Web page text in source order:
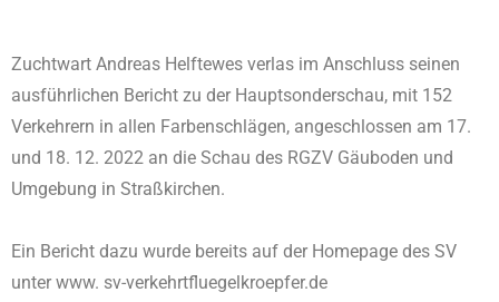
Zuchtwart Andreas Helftewes verlas im Anschluss seinen
ausführlichen Bericht zu der Hauptsonderschau, mit 152
Verkehrern in allen Farbenschlägen, angeschlossen am 17.
und 18. 12. 2022 an die Schau des RGZV Gäuboden und
Umgebung in Straßkirchen.
Ein Bericht dazu wurde bereits auf der Homepage des SV
unter www. sv-verkehrtfluegelkroepfer.de